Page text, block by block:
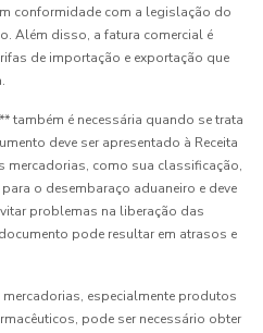
conformidade com a legislação do
Além disso, a fatura comercial é
de importação e exportação que
também é necessária quando se trata
deve ser apresentado à Receita
mercadorias, como sua classificação,
o desembaraço aduaneiro e deve
problemas na liberação das
pode resultar em atrasos e
especialmente produtos
pode ser necessário obter